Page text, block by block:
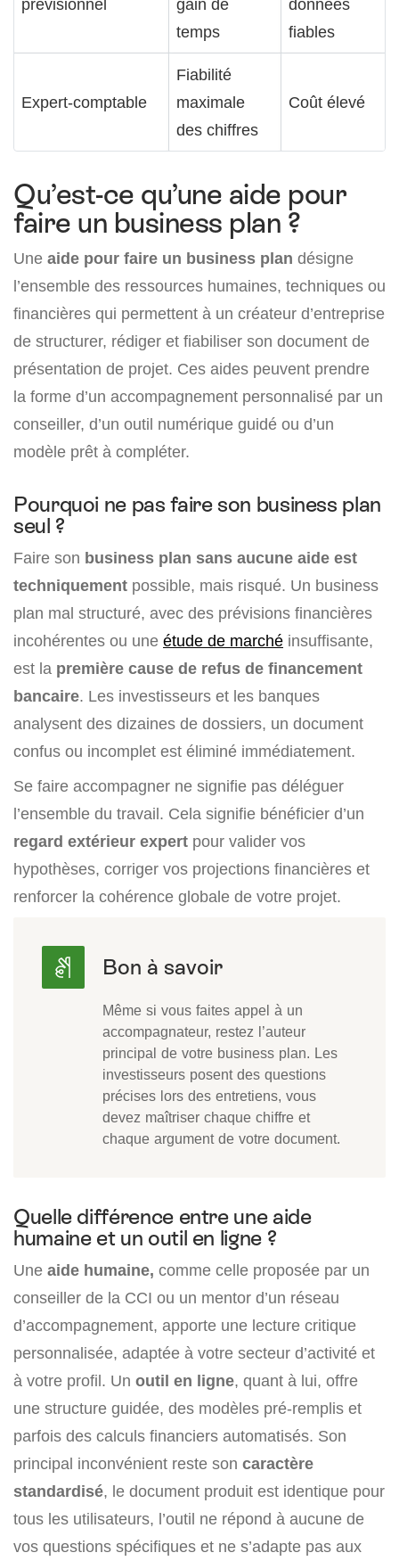
prévisionnel
gain de
temps
données
fiables
Expert-comptable
Fiabilité
maximale
des chiffres
Coût élevé
Qu’est-ce qu’une aide pour
faire un business plan ?
Une aide pour faire un business plan désigne
l’ensemble des ressources humaines, techniques ou
financières qui permettent à un créateur d’entreprise
de structurer, rédiger et fiabiliser son document de
présentation de projet. Ces aides peuvent prendre
la forme d’un accompagnement personnalisé par un
conseiller, d’un outil numérique guidé ou d’un
modèle prêt à compléter.
Pourquoi ne pas faire son business plan
seul ?
Faire son business plan sans aucune aide est
techniquement possible, mais risqué. Un business
plan mal structuré, avec des prévisions financières
incohérentes ou une étude de marché insuffisante,
est la première cause de refus de financement
bancaire. Les investisseurs et les banques
analysent des dizaines de dossiers, un document
confus ou incomplet est éliminé immédiatement.
Se faire accompagner ne signifie pas déléguer
l’ensemble du travail. Cela signifie bénéficier d’un
regard extérieur expert pour valider vos
hypothèses, corriger vos projections financières et
renforcer la cohérence globale de votre projet.
Même si vous faites appel à un
accompagnateur, restez l’auteur
principal de votre business plan. Les
investisseurs posent des questions
précises lors des entretiens, vous
devez maîtriser chaque chiffre et
chaque argument de votre document.
Quelle différence entre une aide
humaine et un outil en ligne ?
Une aide humaine, comme celle proposée par un
conseiller de la CCI ou un mentor d’un réseau
d’accompagnement, apporte une lecture critique
personnalisée, adaptée à votre secteur d’activité et
à votre profil. Un outil en ligne, quant à lui, offre
une structure guidée, des modèles pré-remplis et
parfois des calculs financiers automatisés. Son
principal inconvénient reste son caractère
standardisé, le document produit est identique pour
tous les utilisateurs, l’outil ne répond à aucune de
vos questions spécifiques et ne s’adapte pas aux